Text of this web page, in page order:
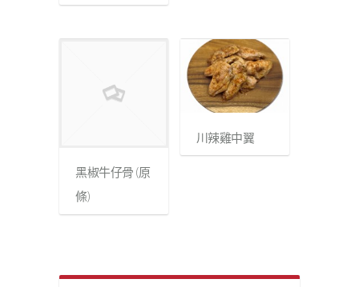
黑椒牛仔骨 (原
條)
川辣雞中翼